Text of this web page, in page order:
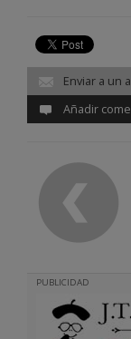
Enviar a un
Añadir
PUBLICIDAD